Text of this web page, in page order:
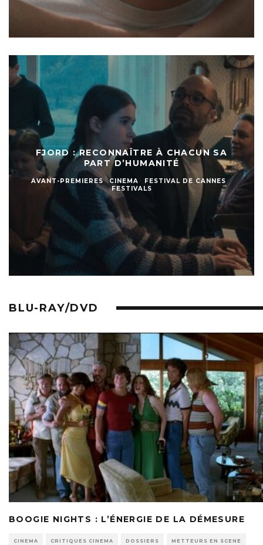
FJORD : RECONNAÎTRE À CHACUN SA
PART D’HUMANITÉ
AVANT-PREMIERES CINEMA
FESTIVAL DE CANNES
FESTIVALS
BLU-RAY/DVD
BOOGIE NIGHTS : L’ÉNERGIE DE LA DÉMESURE
CINEMA CRITIQUES CINEMA DOSSIERS METTEURS EN SCENE